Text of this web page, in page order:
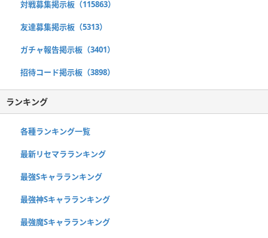
対戦募集掲示板（115863）
友達募集掲示板（5313）
ガチャ報告掲示板（3401）
招待コード掲示板（3898）
ランキング
各種ランキング一覧
最新リセマラランキング
最強Sキャラランキング
最強神Sキャラランキング
最強魔Sキャラランキング